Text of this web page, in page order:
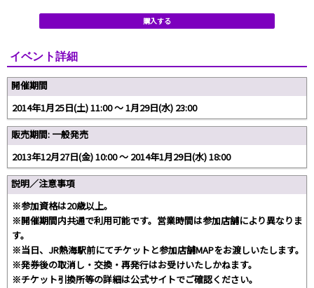
購入する
イベント詳細
開催期間
2014年1月25日(土) 11:00 〜 1月29日(水) 23:00
販売期間: 一般発売
2013年12月27日(金) 10:00 〜 2014年1月29日(水) 18:00
説明／注意事項
※参加資格は20歳以上。
※開催期間内共通で利用可能です。営業時間は参加店舗により異なりま
す。
※当日、JR熱海駅前にてチケットと参加店舗MAPをお渡しいたします。
※発券後の取消し・交換・再発行はお受けいたしかねます。
※チケット引換所等の詳細は公式サイトでご確認ください。